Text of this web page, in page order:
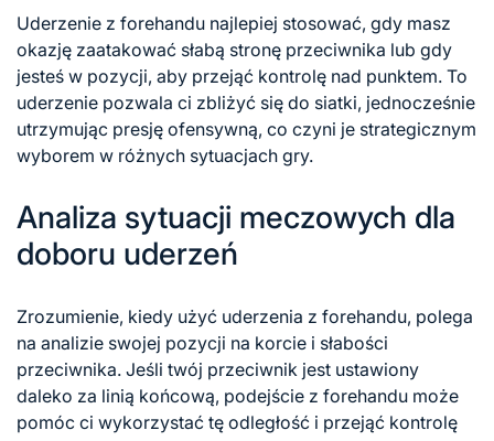
Uderzenie z forehandu najlepiej stosować, gdy masz
okazję zaatakować słabą stronę przeciwnika lub gdy
jesteś w pozycji, aby przejąć kontrolę nad punktem. To
uderzenie pozwala ci zbliżyć się do siatki, jednocześnie
utrzymując presję ofensywną, co czyni je strategicznym
wyborem w różnych sytuacjach gry.
Analiza sytuacji meczowych dla
doboru uderzeń
Zrozumienie, kiedy użyć uderzenia z forehandu, polega
na analizie swojej pozycji na korcie i słabości
przeciwnika. Jeśli twój przeciwnik jest ustawiony
daleko za linią końcową, podejście z forehandu może
pomóc ci wykorzystać tę odległość i przejąć kontrolę